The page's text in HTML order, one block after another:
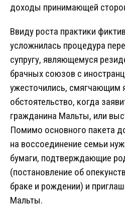
доходы принимающей
Ввиду роста практики
усложнилась процедура
супругу, являющемуся
брачных союзов с
ужесточились, смягчающим
обстоятельство, когда
гражданина Мальты, или
Помимо основного пакета
на воссоединение семьи
бумаги, подтверждающие
(постановление об
браке и рождении) и
Мальты.